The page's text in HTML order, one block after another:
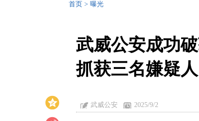
首页 > 曝光
武威公安成功
抓获三名嫌疑人
武威公安 2025/9/2